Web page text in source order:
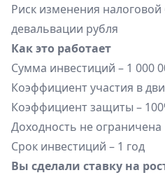
Риск изменения налоговой
девальвации рубля
Как это работает
Сумма инвестиций – 1 000
Коэффициент участия в
Коэффициент защиты –
Доходность не ограничена
Срок инвестиций – 1 год
Вы сделали ставку на